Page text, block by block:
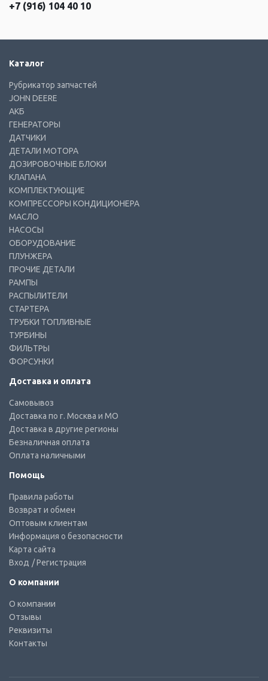
+7 (916) 104 40 10
Каталог
Рубрикатор запчастей
JOHN DEERE
АКБ
ГЕНЕРАТОРЫ
ДАТЧИКИ
ДЕТАЛИ МОТОРА
ДОЗИРОВОЧНЫЕ БЛОКИ
КЛАПАНА
КОМПЛЕКТУЮЩИЕ
КОМПРЕССОРЫ КОНДИЦИОНЕРА
МАСЛО
НАСОСЫ
ОБОРУДОВАНИЕ
ПЛУНЖЕРА
ПРОЧИЕ ДЕТАЛИ
РАМПЫ
РАСПЫЛИТЕЛИ
СТАРТЕРА
ТРУБКИ ТОПЛИВНЫЕ
ТУРБИНЫ
ФИЛЬТРЫ
ФОРСУНКИ
Доставка и оплата
Самовывоз
Доставка по г. Москва и МО
Доставка в другие регионы
Безналичная оплата
Оплата наличными
Помощь
Правила работы
Возврат и обмен
Оптовым клиентам
Информация о безопасности
Карта сайта
Вход / Регистрация
О компании
О компании
Отзывы
Реквизиты
Контакты